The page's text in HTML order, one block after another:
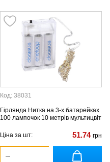
Код: 38031
Гірлянда Нитка на 3-х батарейках
100 лампочок 10 метрів мультицвіт
Ціна за шт: 51.74 грн